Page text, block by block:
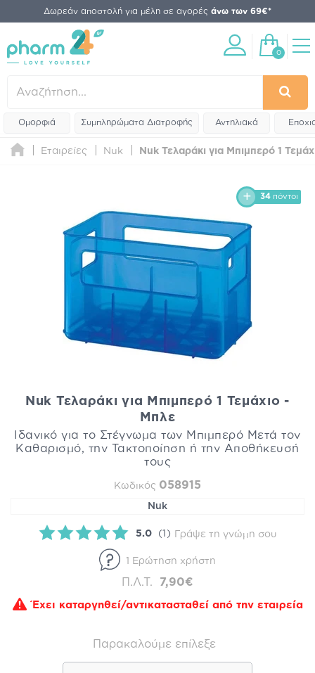
Δωρεάν αποστολή για μέλη σε αγορές άνω των 69€*
0
Ομορφιά Συμπληρώματα Διατροφής Αντηλιακά
Εταιρείες Nuk Nuk Τελαράκι για Μπιμπερό 1
34 πόντοι
Nuk Τελαράκι για Μπιμπερό 1 Τεμάχιο -
Μπλε
Ιδανικό για το Στέγνωμα των Μπιμπερό Μετά τον
Καθαρισμό, την Τακτοποίηση ή την Αποθήκευσή
τους
Κωδικός 058915
Nuk
5.0 (1) Γράψε τη γνώμη σου
1 Ερώτηση χρήστη
Π.Λ.Τ. 7,90€
Έχει καταργηθεί/αντικατασταθεί από την εταιρεία
Παρακαλούμε επίλεξε